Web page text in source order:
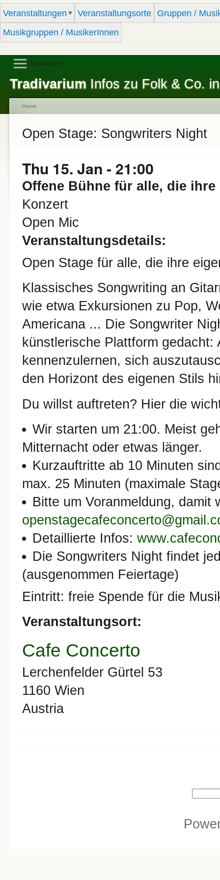
Veranstaltungen Veranstaltungsorte
Gruppen /
Musikgruppen / MusikerInnen
Tradivarium Infos zu Folk & Co.
Hauptmenü
You are here
Home
Open Stage: Songwriters Night
Thu 15. Jan - 21:00
Offene Bühne für alle, die
Konzert
Open Mic
Veranstaltungsdetails:
Open Stage für alle, die ihre
Klassisches Songwriting an
wie etwa Exkursionen zu Pop,
Americana ... Die Songwriter
künstlerische Plattform
kennenzulernen, sich
den Horizont des eigenen Stils
Du willst auftreten? Hier die
Wir starten um 21:00. Meist
Mitternacht oder etwas länger.
Kurzauftritte ab 10 Minuten
max. 25 Minuten (maximale
Bitte um Voranmeldung, damit
Detaillierte Infos:
Die Songwriters Night findet
(ausgenommen Feiertage)
Eintritt: freie Spende für die
Veranstaltungsort:
Cafe Concerto
Lerchenfelder Gürtel 53
1160 Wien
Austria